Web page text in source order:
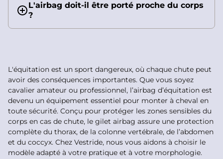
L'airbag doit-il être porté proche du corps
?
L'équitation est un sport dangereux, où chaque chute peut
avoir des conséquences importantes. Que vous soyez
cavalier amateur ou professionnel, l’airbag d’équitation est
devenu un équipement essentiel pour monter à cheval en
toute sécurité. Conçu pour protéger les zones sensibles du
corps en cas de chute, le gilet airbag assure une protection
complète du thorax, de la colonne vertébrale, de l’abdomen
et du coccyx. Chez Vestride, nous vous aidons à choisir le
modèle adapté à votre pratique et à votre morphologie.